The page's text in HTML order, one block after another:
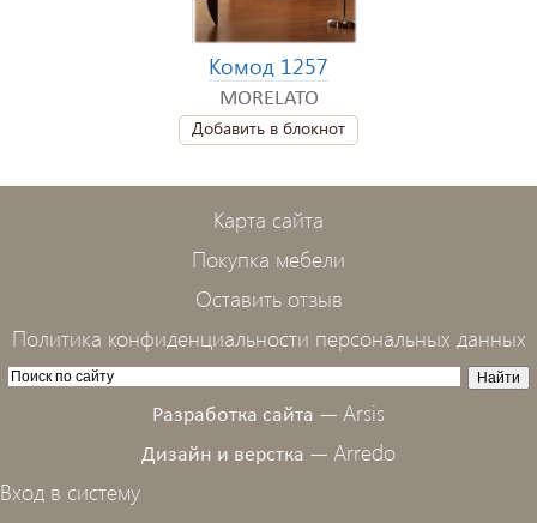
Комод 1257
MORELATO
Добавить в блокнот
Карта сайта
Покупка мебели
Оставить отзыв
Политика конфиденциальности персональных данных
Разработка сайта — Arsis
Дизайн и верстка — Arredo
Вход в систему